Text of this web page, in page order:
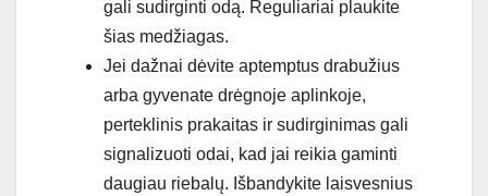
gali sudirginti odą. Reguliariai plaukite
šias medžiagas.
Jei dažnai dėvite aptemptus drabužius
arba gyvenate drėgnoje aplinkoje,
perteklinis prakaitas ir sudirginimas gali
signalizuoti odai, kad jai reikia gaminti
daugiau riebalų. Išbandykite laisvesnius